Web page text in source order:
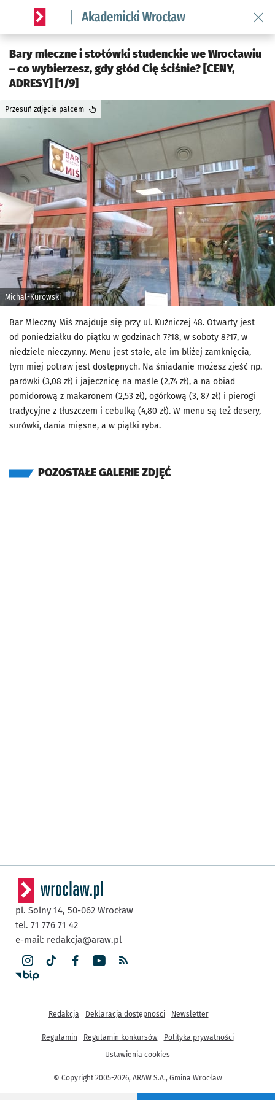
Serwis informacyjny wroclaw.pl podserwis: Akademicki
Bary mleczne i stołówki studenckie we Wrocławiu
– co wybierzesz, gdy głód Cię ściśnie? [CENY,
ADRESY] [1/9]
Michal-Kurowski
Przesuń zdjęcie palcem
Bar Mleczny Miś znajduje się przy ul. Kuźniczej 48. Otwarty jest
od poniedziałku do piątku w godzinach 7?18, w soboty 8?17, w
niedziele nieczynny. Menu jest stałe, ale im bliżej zamknięcia,
tym miej potraw jest dostępnych. Na śniadanie możesz zjeść np.
parówki (3,08 zł) i jajecznicę na maśle (2,74 zł), a na obiad
pomidorową z makaronem (2,53 zł), ogórkową (3, 87 zł) i pierogi
tradycyjne z tłuszczem i cebulką (4,80 zł). W menu są też desery,
surówki, dania mięsne, a w piątki ryba.
POZOSTAŁE GALERIE ZDJĘĆ
pl. Solny 14, 50-062 Wrocław
tel. 71 776 71 42
e-mail: redakcja@araw.pl
© Copyright 2005-2026, ARAW S.A., Gmina Wrocław
Inne informacje
Redakcja Deklaracja dostępności Newsletter
Regulamin Regulamin konkursów
Polityka prywatności
Ustawienia cookies